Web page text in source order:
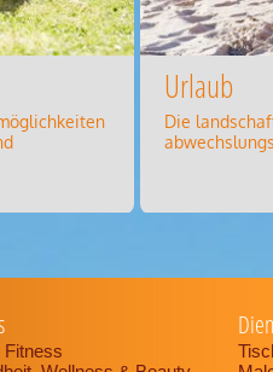
Urlaub
Die
Fitness